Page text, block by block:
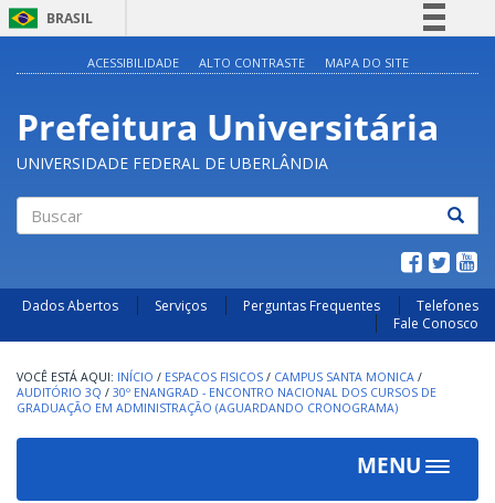
BRASIL
Participe
Acesso à informação
ACESSIBILIDADE ALTO CONTRASTE MAPA DO SITE
Prefeitura Universitária
UNIVERSIDADE FEDERAL DE UBERLÂNDIA
Dados Abertos Serviços Perguntas Frequentes
Telefones
Fale Conosco
INÍCIO / ESPACOS FISICOS / CAMPUS SANTA MONICA /
AUDITÓRIO 3Q / 30º ENANGRAD - ENCONTRO NACIONAL DOS CURSOS DE
GRADUAÇÃO EM ADMINISTRAÇÃO (AGUARDANDO CRONOGRAMA)
MENU
Toggle